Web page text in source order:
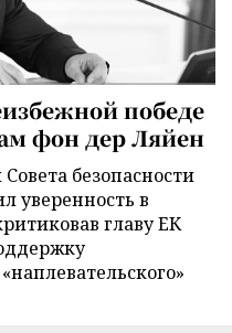
победе
фон дер Ляйен
безопасности
уверенность в
главу ЕК